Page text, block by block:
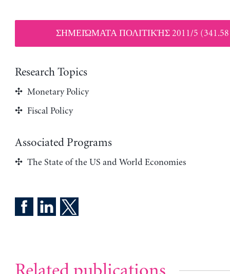
ΣΗΜΕΙΏΜΑΤΑ ΠΟΛΙΤΙΚΉΣ 2011/5 (341.58
Research Topics
Monetary Policy
Fiscal Policy
Associated Programs
The State of the US and World Economies